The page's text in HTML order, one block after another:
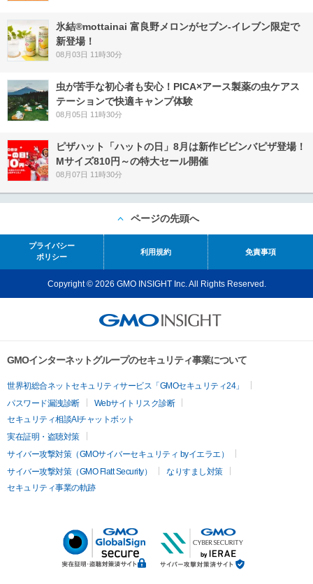
氷結®mottainai 富良野メロンがセブン‐イレブン限定で
新登場！
08月03日 11時30分
虫が苦手な初心者も安心！PICA×アース製薬の虫ケアス
テーションで快適キャンプ体験
08月05日 11時30分
ピザハット「ハットの日」8月は新作ビビンバピザ登場！
Mサイズ810円～の特大セール開催
08月07日 11時30分
ページの先頭へ
プライバシー
ポリシー
利用規約 免責事項
Copyright © 2026 GMO INSIGHT Inc. All Rights Reserved.
GMOインターネットグループのセキュリティ事業について
世界初総合ネットセキュリティサービス「GMOセキュリティ24」
パスワード漏洩診断
Webサイトリスク診断
セキュリティ相談AIチャットボット
実在証明・盗聴対策
サイバー攻撃対策（GMOサイバーセキュリティ byイエラエ）
サイバー攻撃対策（GMO Flatt Security）
なりすまし対策
セキュリティ事業の軌跡